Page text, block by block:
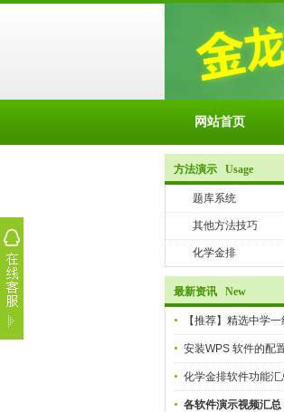
网站首页
方法演示 Usage
题库系统
其他方法技巧
化学金排
最新资讯 New
【推荐】精选中学
安装WPS 软件的配
化学金排软件功能汇
各软件演示视频汇总